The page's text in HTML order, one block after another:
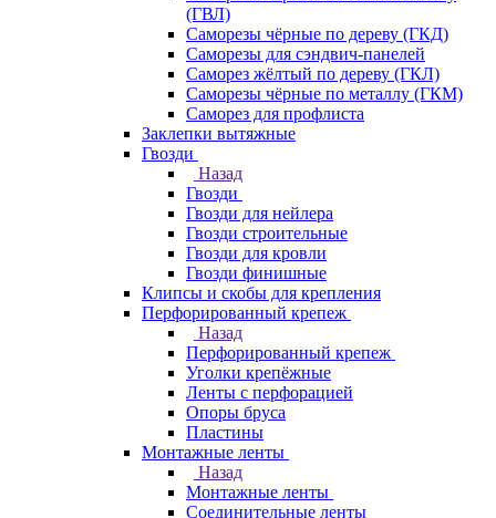
(ГВЛ)
Саморезы чёрные по дереву (ГКД)
Саморезы для сэндвич-панелей
Саморез жёлтый по дереву (ГКЛ)
Саморезы чёрные по металлу (ГКМ)
Саморез для профлиста
Заклепки вытяжные
Гвозди
Назад
Гвозди
Гвозди для нейлера
Гвозди строительные
Гвозди для кровли
Гвозди финишные
Клипсы и скобы для крепления
Перфорированный крепеж
Назад
Перфорированный крепеж
Уголки крепёжные
Ленты с перфорацией
Опоры бруса
Пластины
Монтажные ленты
Назад
Монтажные ленты
Соединительные ленты